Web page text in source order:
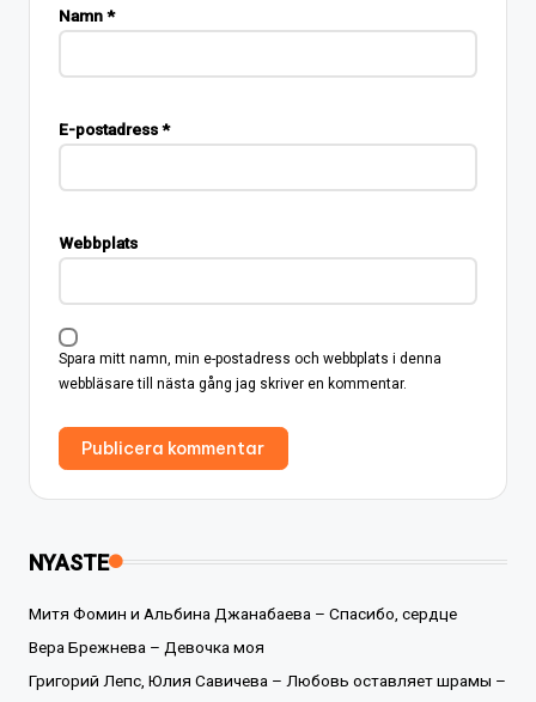
Namn*
E-postadress*
Webbplats
Spara mitt namn, min e-postadress och webbplats i denna
webbläsare till nästa gång jag skriver en kommentar.
NYASTE
Митя Фомин и Альбина Джанабаева – Спасибо, сердце
Вера Брежнева – Девочка моя
Григорий Лепс, Юлия Савичева – Любовь оставляет шрамы –